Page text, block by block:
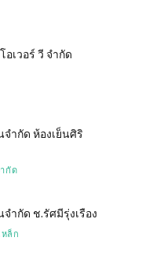
อเวอร์ วี จำกัด
ำกัด ห้องเย็นศิริ
กัด
ำกัด ช.รัศมีรุ่งเรือง
หล็ก